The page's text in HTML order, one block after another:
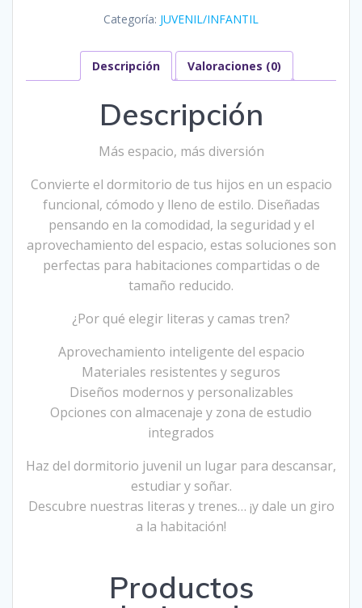
Categoría: JUVENIL/INFANTIL
Descripción Valoraciones (0)
Descripción
Más espacio, más diversión
Convierte el dormitorio de tus hijos en un espacio
funcional, cómodo y lleno de estilo. Diseñadas
pensando en la comodidad, la seguridad y el
aprovechamiento del espacio, estas soluciones son
perfectas para habitaciones compartidas o de
tamaño reducido.
¿Por qué elegir literas y camas tren?
Aprovechamiento inteligente del espacio
Materiales resistentes y seguros
Diseños modernos y personalizables
Opciones con almacenaje y zona de estudio
integrados
Haz del dormitorio juvenil un lugar para descansar,
estudiar y soñar.
Descubre nuestras literas y trenes… ¡y dale un giro
a la habitación!
Productos